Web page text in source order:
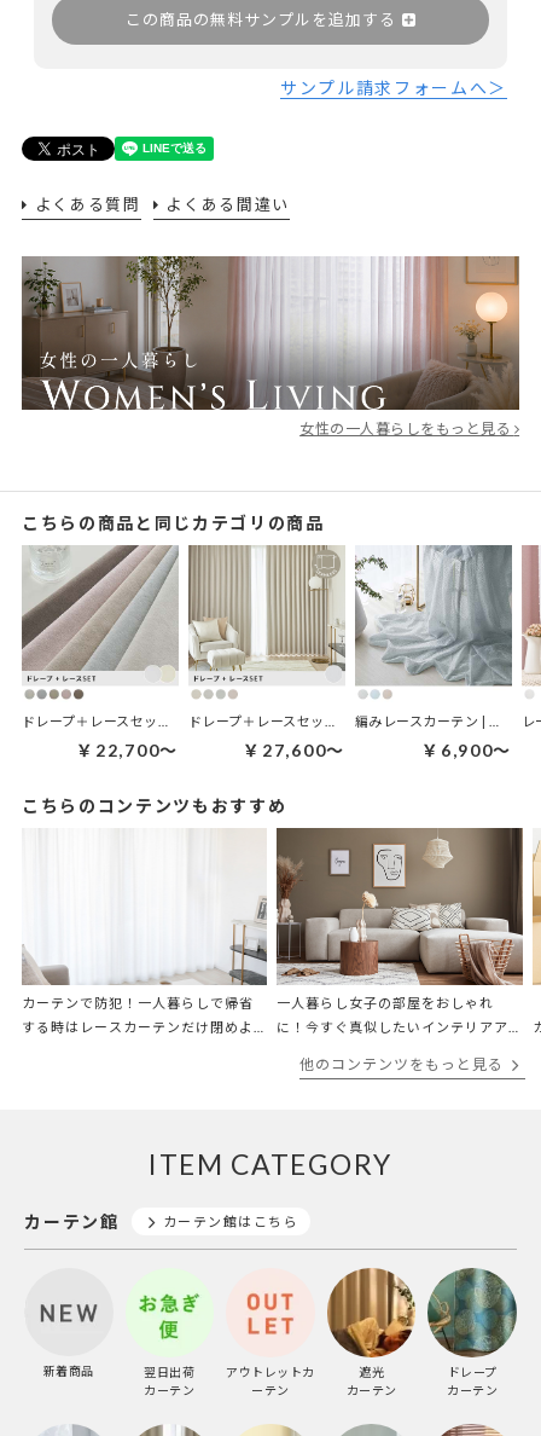
この商品の無料サンプルを追加する
サンプル請求フォームへ＞
よくある質問 よくある間違い
女性の一人暮らしをもっと見る
こちらの商品と同じカテゴリの商品
￥22,700～ ￥27,600～ ￥6,900～
こちらのコンテンツもおすすめ
カーテンで防犯！一人暮らしで帰省
する時はレースカーテンだけ閉めよ
一人暮らし女子の部屋をおしゃれ
に！今すぐ真似したいインテリアア
他のコンテンツをもっと見る
ITEM CATEGORY
カーテン館 カーテン館はこちら
新着商品
翌日出荷
カーテン
アウトレットカ
ーテン
遮光
カーテン
ドレープ
カーテン